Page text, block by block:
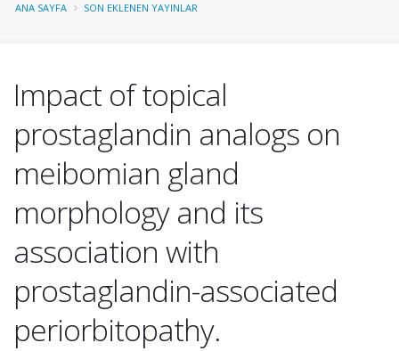
ANA SAYFA SON EKLENEN YAYINLAR
Impact of topical
prostaglandin analogs on
meibomian gland
morphology and its
association with
prostaglandin-associated
periorbitopathy.